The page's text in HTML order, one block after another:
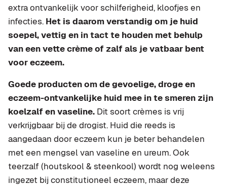
extra ontvankelijk voor schilferigheid, kloofjes en
infecties. Het is daarom verstandig om je huid
soepel, vettig en in tact te houden met behulp
van een vette crème of zalf als je vatbaar bent
voor eczeem.
Goede producten om de gevoelige, droge en
eczeem-ontvankelijke huid mee in te smeren zijn
koelzalf en vaseline. Dit soort crèmes is vrij
verkrijgbaar bij de drogist. Huid die reeds is
aangedaan door eczeem kun je beter behandelen
met een mengsel van vaseline en ureum. Ook
teerzalf (houtskool & steenkool) wordt nog weleens
ingezet bij constitutioneel eczeem, maar deze